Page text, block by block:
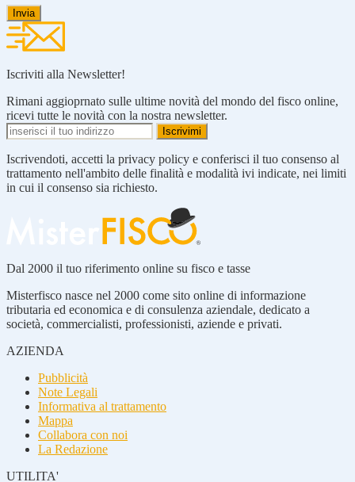
Iscriviti alla Newsletter!
Rimani aggioprnato sulle ultime novità del mondo del fisco online,
ricevi tutte le novità con la nostra newsletter.
Iscrivendoti, accetti la privacy policy e conferisci il tuo consenso al
trattamento nell'ambito delle finalità e modalità ivi indicate, nei limiti
in cui il consenso sia richiesto.
Dal 2000 il tuo riferimento online su fisco e tasse
Misterfisco nasce nel 2000 come sito online di informazione
tributaria ed economica e di consulenza aziendale, dedicato a
società, commercialisti, professionisti, aziende e privati.
AZIENDA
Pubblicità
Note Legali
Informativa al trattamento
Mappa
Collabora con noi
La Redazione
UTILITA'